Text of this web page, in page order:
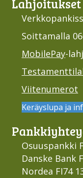
Lahjoi­tukset
Soittamalla
MobilePay-
Viitenumerot
Keräyslupa ja
Osuuspankki
Danske Bank
Nordea FI74